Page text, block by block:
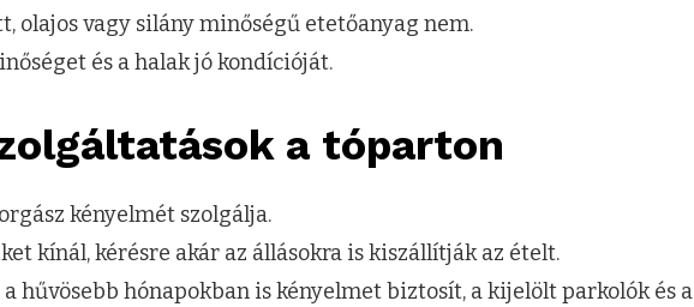
olajos vagy silány minőségű etetőanyag nem.
és a halak jó kondícióját.
a tóparton
kényelmét szolgálja.
kínál, kérésre akár az állásokra is kiszállítják az ételt.
hűvösebb hónapokban is kényelmet biztosít, a kijelölt parkolók és a